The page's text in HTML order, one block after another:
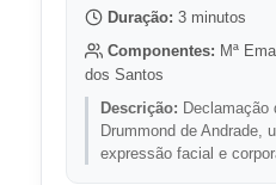
Duração: 3 minutos
Componentes: Mª
dos Santos
Descrição: Declamação
Drummond de Andrade,
expressão facial e